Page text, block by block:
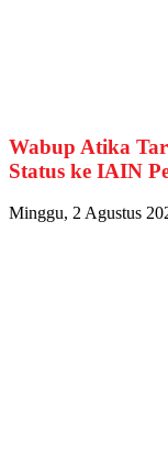
Wabup Atika
Status ke IAIN
Minggu, 2 Agustus